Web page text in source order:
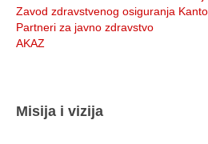
Zavod zdravstvenog osiguranja
Partneri za javno zdravstvo
AKAZ
Misija i vizija